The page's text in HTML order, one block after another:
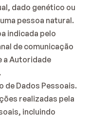
dado genético ou
pessoa natural.
indicada pelo
de comunicação
a Autoridade
de Dados Pessoais.
realizadas pela
incluindo